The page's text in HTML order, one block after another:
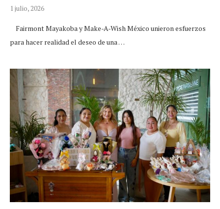
1 julio, 2026
Fairmont Mayakoba y Make-A-Wish México unieron esfuerzos
para hacer realidad el deseo de una …